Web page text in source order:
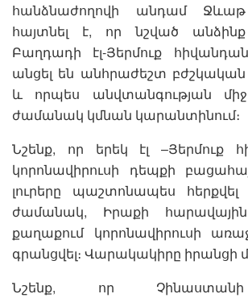
հանձնաժողովի անդամ
հայտնել է, որ նշված
Բաղդադի էլ-Յերմուք
անցել են անհրաժեշտ բժշկական
և որպես անվտանգության
ժամանակ կմնան կարանտինում։
Նշենք, որ երեկ էլ –Յերմուք
կորոնավիրուսի դեպքի
լուրերը պաշտոնապես հերքվել
ժամանակ, Իրաքի
քաղաքում կորոնավիրուսի
գրանցվել։ Վարակակիրը իրանցի
Նշենք, որ